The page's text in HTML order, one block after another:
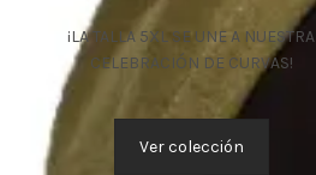
¡LA TALLA 5XL SE UNE A NUESTRA
CELEBRACIÓN DE CURVAS!
Ver colección